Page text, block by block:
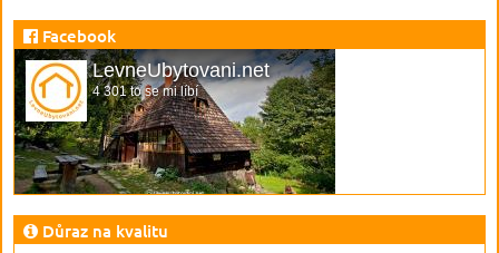
Facebook
LevneUbytovani.net
4 301 to se mi líbí
Důraz na kvalitu